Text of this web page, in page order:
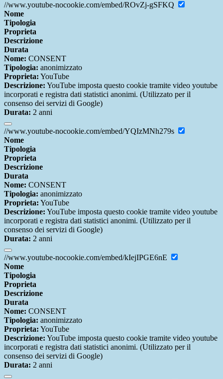
//www.youtube-nocookie.com/embed/ROvZj-gSFKQ
Nome
Tipologia
Proprieta
Descrizione
Durata
Nome: CONSENT
Tipologia: anonimizzato
Proprieta: YouTube
Descrizione: YouTube imposta questo cookie tramite video youtube
incorporati e registra dati statistici anonimi. (Utilizzato per il
consenso dei servizi di Google)
Durata: 2 anni
//www.youtube-nocookie.com/embed/YQIzMNh279s
Nome
Tipologia
Proprieta
Descrizione
Durata
Nome: CONSENT
Tipologia: anonimizzato
Proprieta: YouTube
Descrizione: YouTube imposta questo cookie tramite video youtube
incorporati e registra dati statistici anonimi. (Utilizzato per il
consenso dei servizi di Google)
Durata: 2 anni
//www.youtube-nocookie.com/embed/kIejIPGE6nE
Nome
Tipologia
Proprieta
Descrizione
Durata
Nome: CONSENT
Tipologia: anonimizzato
Proprieta: YouTube
Descrizione: YouTube imposta questo cookie tramite video youtube
incorporati e registra dati statistici anonimi. (Utilizzato per il
consenso dei servizi di Google)
Durata: 2 anni